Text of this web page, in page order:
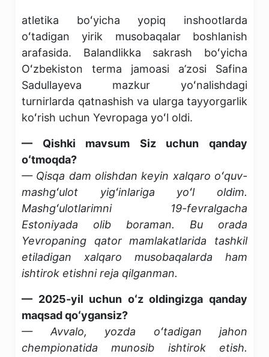
atletika boʻyicha yopiq inshootlarda
oʻtadigan yirik musobaqalar boshlanish
arafasida. Balandlikka sakrash boʻyicha
Oʻzbekiston terma jamoasi a’zosi Safina
Sadullayeva mazkur yoʻnalishdagi
turnirlarda qatnashish va ularga tayyorgarlik
koʻrish uchun Yevropaga yoʻl oldi.
— Qishki mavsum Siz uchun qanday
oʻtmoqda?
— Qisqa dam olishdan keyin xalqaro oʻquv-
mashgʻulot yigʻinlariga yoʻl oldim.
Mashgʻulotlarimni 19-fevralgacha
Estoniyada olib boraman. Bu orada
Yevropaning qator mamlakatlarida tashkil
etiladigan xalqaro musobaqalarda ham
ishtirok etishni reja qilganman.
— 2025-yil uchun oʻz oldingizga qanday
maqsad qoʻygansiz?
— Avvalo, yozda oʻtadigan jahon
chempionatida munosib ishtirok etish.